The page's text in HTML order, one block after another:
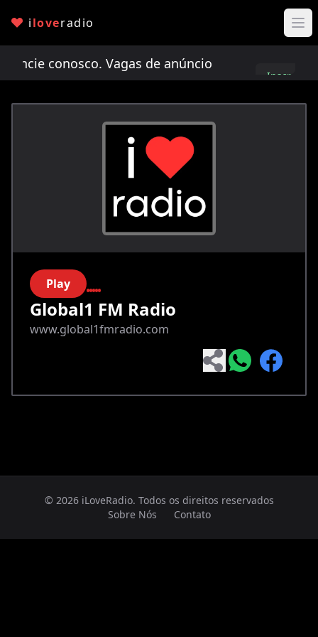
iloveradio
conosco. Vagas de anúncio limitadas!
Inscreva-
Play
Global1 FM Radio
www.global1fmradio.com
© 2026 iLoveRadio. Todos os direitos reservados
Sobre Nós
Contato